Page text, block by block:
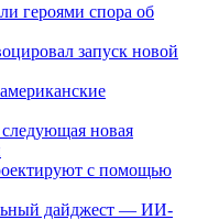
героями спора об
запуск новой
новая
с помощью
дайджест — ИИ-